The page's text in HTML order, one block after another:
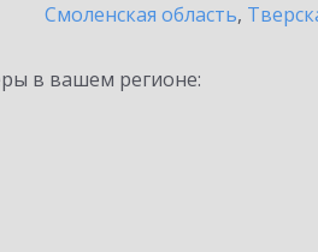
Смоленская область,
в вашем регионе: